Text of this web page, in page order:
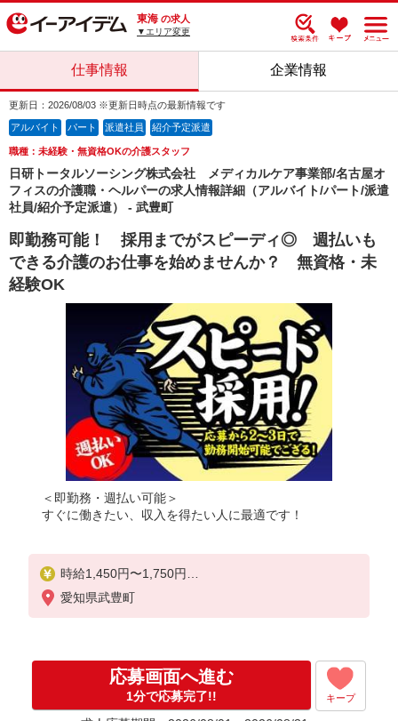
東海 の求人
▼エリア変更
仕事情報 企業情報
更新日：2026/08/03 ※更新日時点の最新情報です
アルバイト パート 派遣社員 紹介予定派遣
職種：未経験・無資格OKの介護スタッフ
日研トータルソーシング株式会社 メディカルケア事業部/名古屋オ
フィスの介護職・ヘルパーの求人情報詳細（アルバイト/パート/派遣
社員/紹介予定派遣） - 武豊町
即勤務可能！ 採用までがスピーディ◎ 週払いも
できる介護のお仕事を始めませんか？ 無資格・未
経験OK
＜即勤務・週払い可能＞
すぐに働きたい、収入を得たい人に最適です！
時給1,450円〜1,750円
★週払いOK（規定あり）
愛知県武豊町
応募画面へ進む
1分で応募完了!! キープ